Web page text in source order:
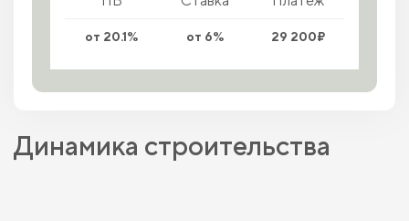
от 20.1% от 6% 29 200₽
Динамика строительства